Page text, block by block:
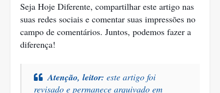
Seja Hoje Diferente, compartilhar este artigo nas
suas redes sociais e comentar suas impressões no
campo de comentários. Juntos, podemos fazer a
diferença!
Atenção, leitor: este artigo foi
revisado e permanece arquivado em